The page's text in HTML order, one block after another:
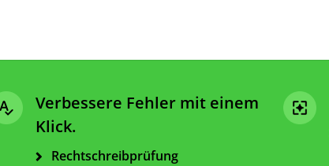
Verbessere Fehler mit einem
Klick.
Rechtschreibprüfung